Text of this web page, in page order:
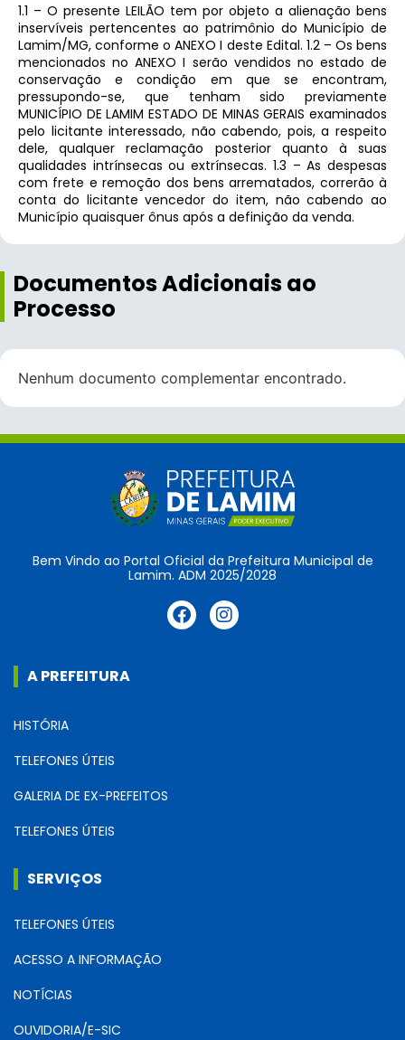
1.1 – O presente LEILÃO tem por objeto a alienação bens
inservíveis pertencentes ao patrimônio do Município de
Lamim/MG, conforme o ANEXO I deste Edital. 1.2 – Os bens
mencionados no ANEXO I serão vendidos no estado de
conservação e condição em que se encontram,
pressupondo-se, que tenham sido previamente
MUNICÍPIO DE LAMIM ESTADO DE MINAS GERAIS examinados
pelo licitante interessado, não cabendo, pois, a respeito
dele, qualquer reclamação posterior quanto à suas
qualidades intrínsecas ou extrínsecas. 1.3 – As despesas
com frete e remoção dos bens arrematados, correrão à
conta do licitante vencedor do item, não cabendo ao
Município quaisquer ônus após a definição da venda.
Documentos Adicionais ao
Processo
Nenhum documento complementar encontrado.
Bem Vindo ao Portal Oficial da Prefeitura Municipal de
Lamim. ADM 2025/2028
A PREFEITURA
HISTÓRIA
TELEFONES ÚTEIS
GALERIA DE EX-PREFEITOS
TELEFONES ÚTEIS
SERVIÇOS
TELEFONES ÚTEIS
ACESSO A INFORMAÇÃO
NOTÍCIAS
OUVIDORIA/E-SIC